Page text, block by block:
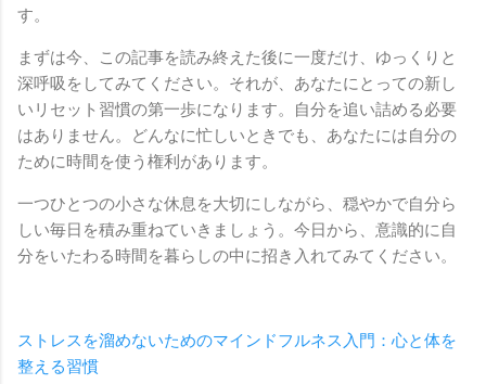
す。
まずは今、この記事を読み終えた後に一度だけ、ゆっくりと
深呼吸をしてみてください。それが、あなたにとっての新し
いリセット習慣の第一歩になります。自分を追い詰める必要
はありません。どんなに忙しいときでも、あなたには自分の
ために時間を使う権利があります。
一つひとつの小さな休息を大切にしながら、穏やかで自分ら
しい毎日を積み重ねていきましょう。今日から、意識的に自
分をいたわる時間を暮らしの中に招き入れてみてください。
ストレスを溜めないためのマインドフルネス入門：心と体を
整える習慣